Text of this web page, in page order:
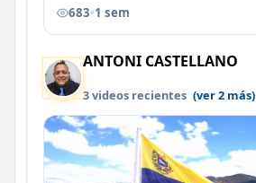
683•1 sem
ANTONI CASTELLANO
3 videos recientes (ver 2 más)